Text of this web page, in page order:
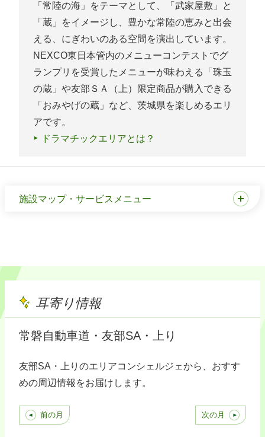
「常陸の海」をテーマとして、「武家屋敷」と
「蔵」をイメージし、豊かな常陸の恵みと出会
える、にぎわいのある空間を演出しています。
NEXCO東日本管内のメニューコンテストでグ
ランプリを受賞したメニューが味わえる「珠玉
の蔵」や友部ＳＡ（上）限定商品が購入できる
「おみやげの蔵」など、茨城県を楽しめるエリ
アです。
ドラマチックエリアとは？
施設マップ・サービスメニュー
耳寄り情報
常磐自動車道・友部SA・上り
友部SA・上りのエリアコンシェルジェから、おすす
めの周辺情報をお届けします。
前の月 次の月